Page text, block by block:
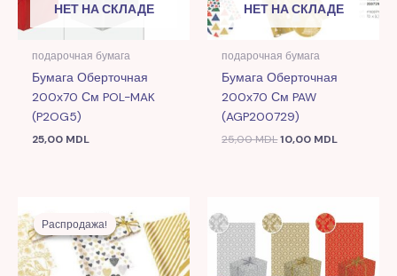
НЕТ НА СКЛАДЕ
подарочная бумага
Бумага Оберточная
200х70 См POL-MAK
(P2OG5)
25,00 MDL
НЕТ НА СКЛАДЕ
подарочная бумага
Бумага Оберточная
200х70 См PAW
(AGP200729)
25,00MDL10,00 MDL
Распродажа!
Распродажа!цена
составляла
25,00 MDL.
цена:
9,00 MDL.